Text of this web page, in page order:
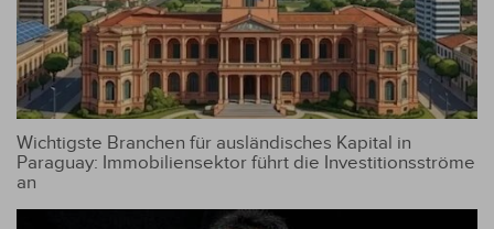
Wichtigste Branchen für ausländisches Kapital in
Paraguay: Immobiliensektor führt die Investitionsströme
an